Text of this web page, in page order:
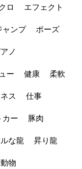
ロ エフェクト
ャンプ ポーズ
ノ
ー 健康 柔軟
ス 仕事
カー 豚肉
な龍 昇り龍
物